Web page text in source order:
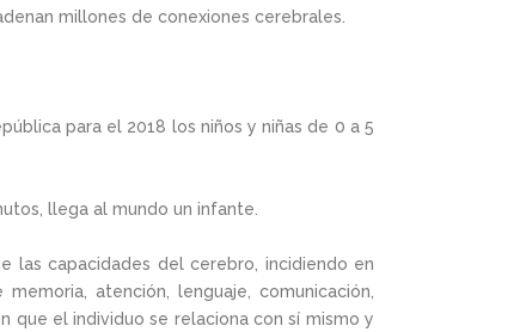
millones de conexiones cerebrales.
para el 2018 los niños y niñas de 0 a 5
llega al mundo un infante.
las capacidades del cerebro, incidiendo en
atención, lenguaje, comunicación,
que el individuo se relaciona con sí mismo y